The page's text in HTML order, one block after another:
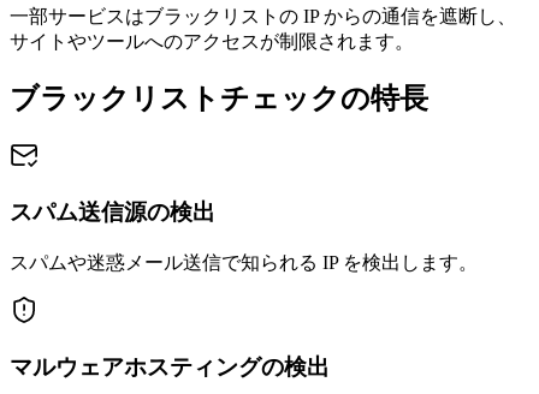
一部サービスはブラックリストの IP からの通信を遮断し、
サイトやツールへのアクセスが制限されます。
ブラックリストチェックの特長
スパム送信源の検出
スパムや迷惑メール送信で知られる IP を検出します。
マルウェアホスティングの検出